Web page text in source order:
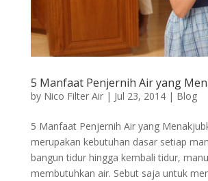
5 Manfaat Penjernih Air yang
by Nico Filter Air| Jul 23, 2014| Blog
5 Manfaat Penjernih Air yang
merupakan kebutuhan dasar setiap
bangun tidur hingga kembali tidur,
membutuhkan air. Sebut saja untuk